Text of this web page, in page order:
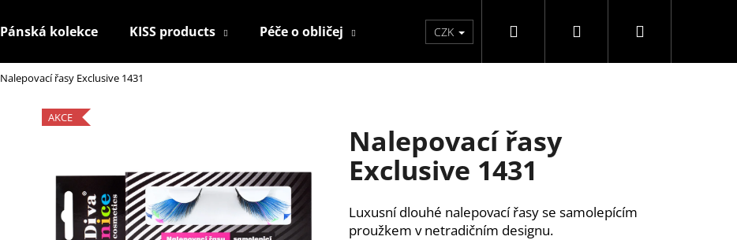
Pánská kolekce KISS products Péče o obličej Péče o ruce Péče o nohy F3 kolekce
CZK Hledat PřihlášeníNákupní
Nalepovací řasy Exclusive 1431
Nalepovací řasy
Exclusive 1431
Luxusní dlouhé nalepovací řasy se samolepícím
proužkem v netradičním designu.
AKCE
Co potřebujete najít?
Doporučujeme